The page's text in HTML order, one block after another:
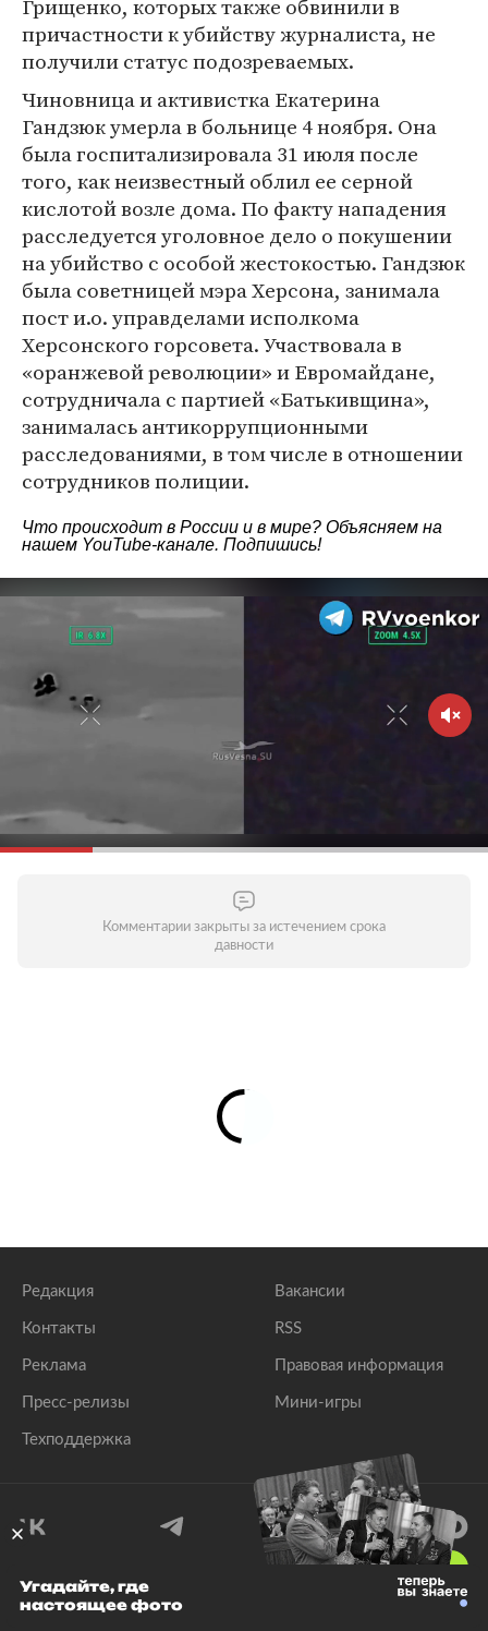
Грищенко, которых также обвинили в
причастности к убийству журналиста, не
получили статус подозреваемых.
Чиновница и активистка Екатерина
Гандзюк умерла в больнице 4 ноября. Она
была госпитализировала 31 июля после
того, как неизвестный облил ее серной
кислотой возле дома. По факту нападения
расследуется уголовное дело о покушении
на убийство с особой жестокостью. Гандзюк
была советницей мэра Херсона, занимала
пост и.о. управделами исполкома
Херсонского горсовета. Участвовала в
«оранжевой революции» и Евромайдане,
сотрудничала с партией «Батькивщина»,
занималась антикоррупционными
расследованиями, в том числе в отношении
сотрудников полиции.
Что происходит в России и в мире? Объясняем на
нашем YouTube-канале. Подпишись!
Комментарии закрыты за истечением срока
давности
Редакция
Контакты
Реклама
Пресс-релизы
Техподдержка
Вакансии
RSS
Правовая информация
Мини-игры
© 1999–2026 Все права защищены.
Угадайте, где
настоящее фото